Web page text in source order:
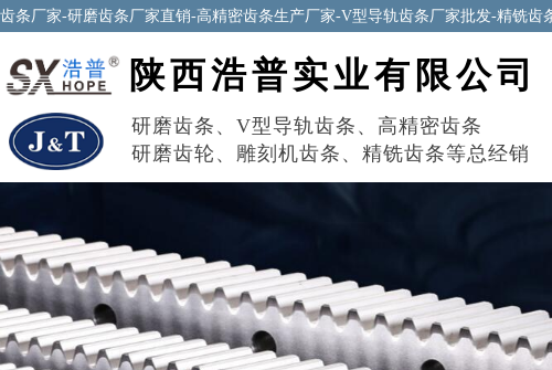
齿条厂家-研磨齿条厂家直销-高精密齿条生产厂家-V型导轨齿条厂家批发-精铣
研磨齿条 、 V型导轨齿条 、 高精密齿条
研磨齿轮 、 雕刻机齿条 、 精铣齿条等总经销
陕西浩普实业有限公司